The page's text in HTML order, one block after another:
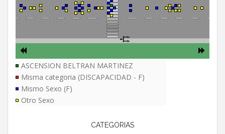
ASCENSION BELTRAN MARTINEZ
Misma categoria (DISCAPACIDAD - F)
Mismo Sexo (F)
Otro Sexo
CATEGORIAS